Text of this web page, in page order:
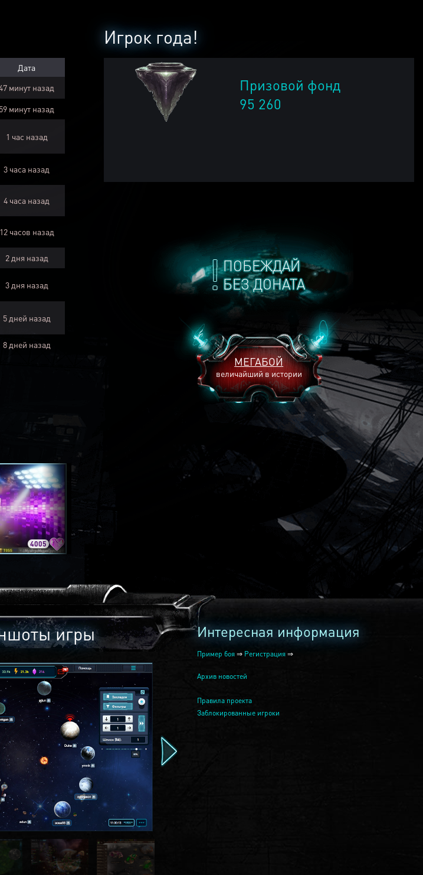
ПОБЕЖДАЙ
БЕЗ ДОНАТА
МЕГАБОЙ
величайший в истории
Игрок года!
Призовой фонд
95 260
Дата
минут назад
59 минут назад
1 час назад
3 часа назад
4 часа назад
12 часов назад
2 дня назад
3 дня назад
5 дней назад
8 дней назад
4005 2240
игры Интересная информация
Пример боя ⇒ Регистрация ⇒
Архив новостей
Правила проекта
Заблокированные игроки